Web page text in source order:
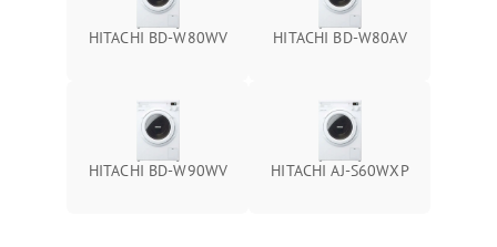
HITACHI BD-W80WV HITACHI BD-W80AV
HITACHI BD-W90WV HITACHI AJ-S60WXP